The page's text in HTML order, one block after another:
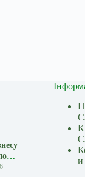
—
и